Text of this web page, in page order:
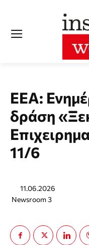
ΕΕΑ:
δράση
11/6
11.06.2026
Newsroom 3